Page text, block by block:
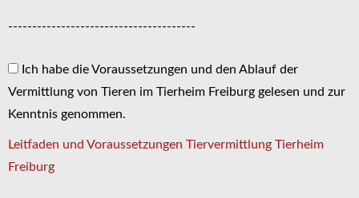
---------------------------------------
Ich habe die Voraussetzungen und den Ablauf der
Vermittlung von Tieren im Tierheim Freiburg gelesen und zur
Kenntnis genommen.
Leitfaden und Voraussetzungen Tiervermittlung Tierheim
Freiburg